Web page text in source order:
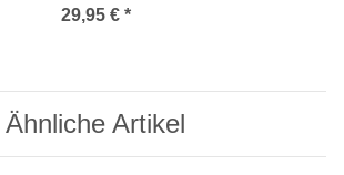
Hülle Case Etui Braun
29,95 € *
Ähnliche Artikel